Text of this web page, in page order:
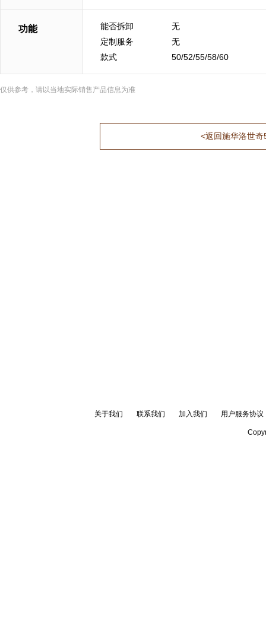
功能 能否拆卸
无
定制服务
无
款式
50/52/55/58/60
仅供参考，请以当地实际销售产品信息为准
<返回施华洛世
关于我们 联系我们 加入我们 用户服务协议